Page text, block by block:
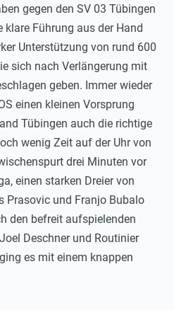
gegen den SV 03 Tübingen
klare Führung aus der Hand
Unterstützung von rund 600
sich nach Verlängerung mit
geben. Immer wieder
einen kleinen Vorsprung
Tübingen auch die richtige
wenig Zeit auf der Uhr von
drei Minuten vor
einen starken Dreier von
Prasovic und Franjo Bubalo
den befreit aufspielenden
Deschner und Routinier
es mit einem knappen